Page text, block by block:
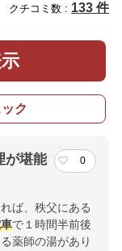
クチコミ数 : 133 件
ク
が堪能
0
ば、秩父にある
で１時間半前後
薬師の湯があり